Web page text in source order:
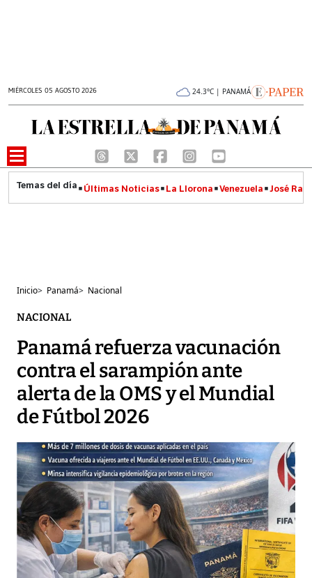
MIÉRCOLES 05 AGOSTO 2026 24.3°C | PANAMÁ
Últimas Noticias La Llorona Venezuela José
Inicio> Panamá> Nacional
NACIONAL
Panamá refuerza vacunación
contra el sarampión ante
alerta de la OMS y el Mundial
de Fútbol 2026